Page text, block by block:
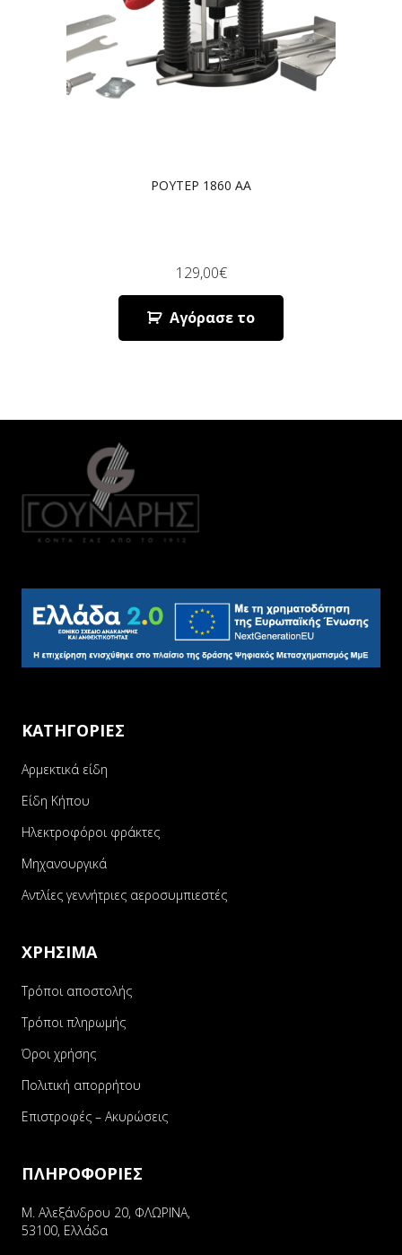
ΡΟΥΤΕΡ 1860 AA
129,00€
Αγόρασε το
ΚΑΤΗΓΟΡΙΕΣ
Αρμεκτικά είδη
Είδη Κήπου
Ηλεκτροφόροι φράκτες
Μηχανουργικά
Αντλίες γεννήτριες αεροσυμπιεστές
ΧΡΗΣΙΜΑ
Τρόποι αποστολής
Τρόποι πληρωμής
Όροι χρήσης
Πολιτική απορρήτου
Επιστροφές – Ακυρώσεις
ΠΛΗΡΟΦΟΡΙΕΣ
Μ. Αλεξάνδρου 20, ΦΛΩΡΙΝΑ,
53100, Ελλάδα